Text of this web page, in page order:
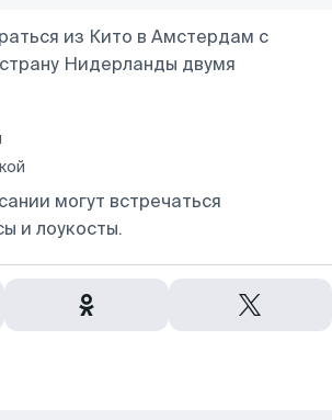
из Кито в Амстердам с
Нидерланды двумя
могут встречаться
и лоукосты.